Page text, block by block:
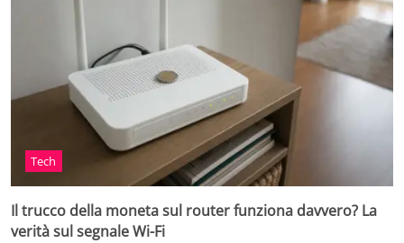
Tech
Il trucco della moneta sul router funziona davvero? La
verità sul segnale Wi-Fi